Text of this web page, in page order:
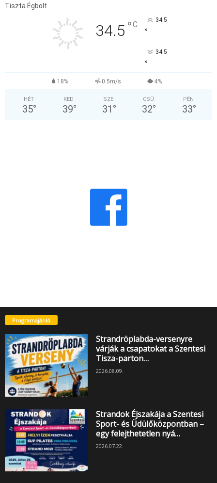
Tiszta Égbolt
34.5 °C 34.5
°
34.5
°
18% 0.5m/s 4%
HÉT
35°
KED
39°
SZE
31 °
CSÜ
32°
PÉN
33°
Programajánló
Strandröplabda-versenyre
várják a csapatokat a Szentesi
Tisza-parton…
2026.08.09.
Strandok Éjszakája a Szentesi
Sport- és Üdülőközpontban –
egy felejthetetlen nyá…
2026.07.22.